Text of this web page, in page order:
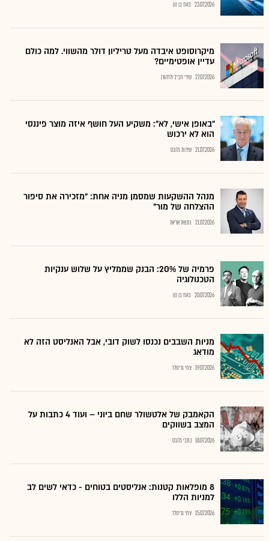
23.07.2026 בועז בן נון
מיקרוסופט איבדה מעל טריליון דולר מהשווי. למה כולם
עדיין אופטימיים?
27.07.2026 שירי חביב ולדהורן
"באופן אישי, לא": משקיע העל חושף איזה מוצר פיננסי
הוא לא ירכוש
21.07.2026 שירות גלובס
מנהל ההשקעות שמסמן מניה אחת: "מזכירה את סיפור
ההצלחה של מור"
21.07.2026 נתנאל אריאל
פרמיה של 20%: הבנק שממליץ על שלוש ענקיות
הטכנולוגיה
20.07.2026 בועז בן נון
מניות השבבים נכנסו לשוק דובי, אבל האנליסט הזה לא
מודאג
19.07.2026 צחי גרינולד
הקאמבק של אלטשולר שחם ביוני – ועוד 4 כתבות על
המצב בשווקים
18.07.2026 כתבי גלובס
8 מופלאות קטנות: אנליסטים בטוחים - כדאי לשים לב
למניות הללו
15.07.2026 צחי גרינולד